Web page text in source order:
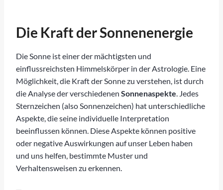
Die Kraft der Sonnenenergie
Die Sonne ist einer der mächtigsten und
einflussreichsten Himmelskörper in der Astrologie. Eine
Möglichkeit, die Kraft der Sonne zu verstehen, ist durch
die Analyse der verschiedenen Sonnenaspekte . Jedes
Sternzeichen (also Sonnenzeichen) hat unterschiedliche
Aspekte, die seine individuelle Interpretation
beeinflussen können. Diese Aspekte können positive
oder negative Auswirkungen auf unser Leben haben
und uns helfen, bestimmte Muster und
Verhaltensweisen zu erkennen.